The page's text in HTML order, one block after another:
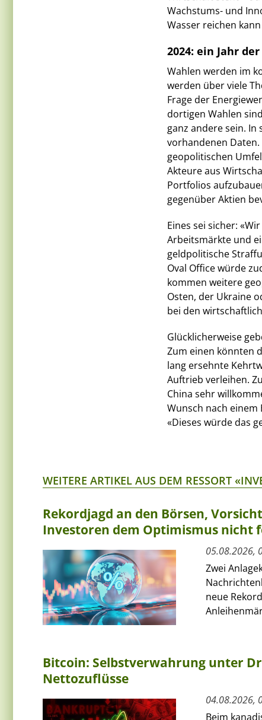
Wachstums- und
Wasser reichen
2024: ein Jahr
Wahlen werden im
werden über viele
Frage der
dortigen Wahlen
ganz andere sein.
vorhandenen
geopolitischen
Akteure aus
Portfolios
gegenüber Aktien
Eines sei sicher:
Arbeitsmärkte und
geldpolitische
Oval Office würde
kommen weitere
Osten, der Ukraine
bei den
Glücklicherweise
Zum einen könnten
lang ersehnte
Auftrieb verleihen.
China sehr
Wunsch nach einem
«Dieses würde das
WEITERE ARTIKEL AUS DEM RESSORT
Rekordjagd an den Börsen,
Investoren dem Optimismus nicht
05.08.2026,
Zwei
neue
Bitcoin: Selbstverwahrung unter
Nettozuflüsse
04.08.2026,
Beim